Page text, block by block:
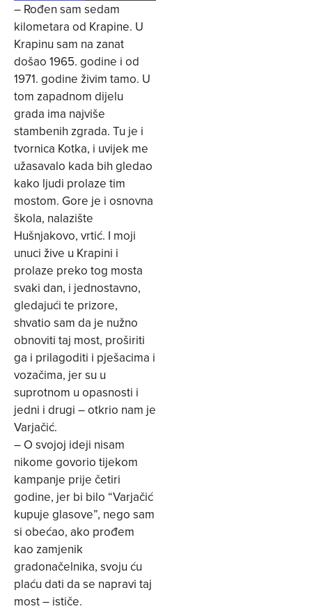
– Rođen sam sedam
kilometara od Krapine. U
Krapinu sam na zanat
došao 1965. godine i od
1971. godine živim tamo. U
tom zapadnom dijelu
grada ima najviše
stambenih zgrada. Tu je i
tvornica Kotka, i uvijek me
užasavalo kada bih gledao
kako ljudi prolaze tim
mostom. Gore je i osnovna
škola, nalazište
Hušnjakovo, vrtić. I moji
unuci žive u Krapini i
prolaze preko tog mosta
svaki dan, i jednostavno,
gledajući te prizore,
shvatio sam da je nužno
obnoviti taj most, proširiti
ga i prilagoditi i pješacima i
vozačima, jer su u
suprotnom u opasnosti i
jedni i drugi – otkrio nam je
Varjačić.
– O svojoj ideji nisam
nikome govorio tijekom
kampanje prije četiri
godine, jer bi bilo “Varjačić
kupuje glasove”, nego sam
si obećao, ako prođem
kao zamjenik
gradonačelnika, svoju ću
plaću dati da se napravi taj
most – ističe.